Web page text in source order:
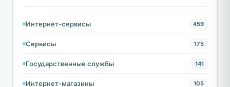
Интернет-сервисы 459
Сервисы 175
Государственные службы 141
Интернет-магазины 105